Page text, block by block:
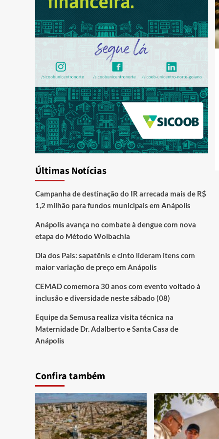
Últimas Notícias
Campanha de destinação do IR arrecada mais de R$
1,2 milhão para fundos municipais em Anápolis
Anápolis avança no combate à dengue com nova
etapa do Método Wolbachia
Dia dos Pais: sapatênis e cinto lideram itens com
maior variação de preço em Anápolis
CEMAD comemora 30 anos com evento voltado à
inclusão e diversidade neste sábado (08)
Equipe da Semusa realiza visita técnica na
Maternidade Dr. Adalberto e Santa Casa de
Anápolis
Confira também